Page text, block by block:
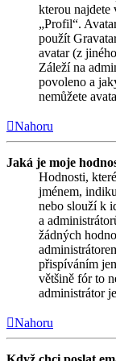
kterou najdete
„Profil“.
použít
avatar (z
Záleží na
povoleno a
nemůžete
Nahoru
Jaká je moje
Hodnosti,
jménem,
nebo slouží k
a
žádných
přispíváním
většině fór to
administrátor
Nahoru